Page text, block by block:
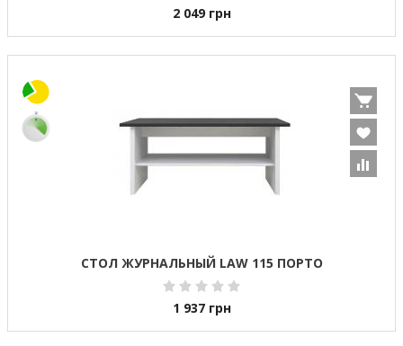
2 049 грн
СТОЛ ЖУРНАЛЬНЫЙ LAW 115 ПОРТО
1 937 грн